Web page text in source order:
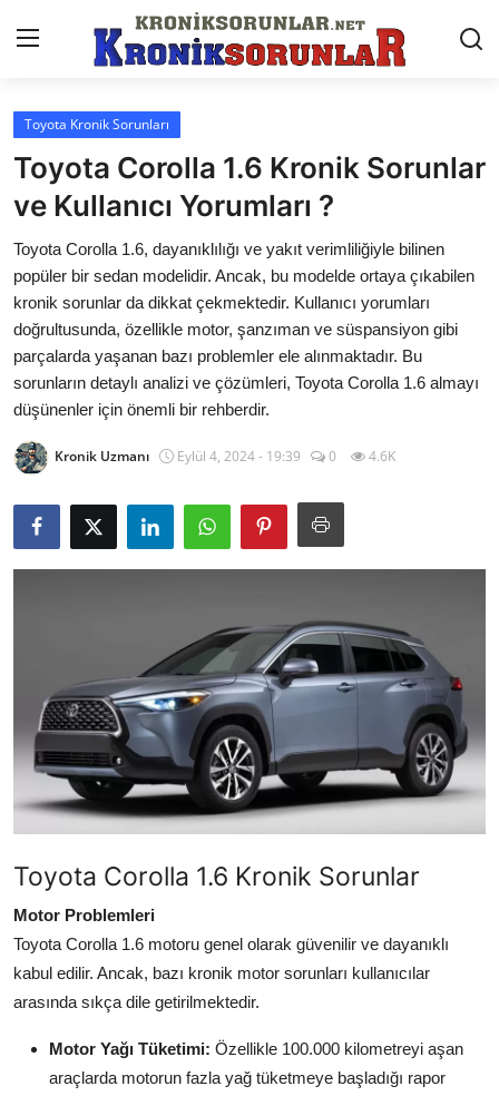
Anasayfa
Markalar
İletişim
Trafik & Cezalar
Sigorta & Kasko
Vergi & ÖTV & MTV
Muayene & Ruhsat
İkinci El & Alım-Satım
Kiralama & Filo
Sürüş & Güvenlik
Lastik & Jant
LPG & Yakıt
Elektrik & Akü
Klima & Konfor
Şanzıman & Aktarma
Toyota Kronik Sorunları
Toyota Corolla 1.6 Kronik Sorunlar
ve Kullanıcı Yorumları ?
Toyota Corolla 1.6, dayanıklılığı ve yakıt verimliliğiyle bilinen
popüler bir sedan modelidir. Ancak, bu modelde ortaya çıkabilen
kronik sorunlar da dikkat çekmektedir. Kullanıcı yorumları
doğrultusunda, özellikle motor, şanzıman ve süspansiyon gibi
parçalarda yaşanan bazı problemler ele alınmaktadır. Bu
sorunların detaylı analizi ve çözümleri, Toyota Corolla 1.6 almayı
düşünenler için önemli bir rehberdir.
Kronik Uzmanı Eylül 4, 2024 - 19:39 0 4.6K
Toyota Corolla 1.6 Kronik Sorunlar
Motor Problemleri
Toyota Corolla 1.6 motoru genel olarak güvenilir ve dayanıklı
kabul edilir. Ancak, bazı kronik motor sorunları kullanıcılar
arasında sıkça dile getirilmektedir.
Motor Yağı Tüketimi: Özellikle 100.000 kilometreyi aşan
araçlarda motorun fazla yağ tüketmeye başladığı rapor